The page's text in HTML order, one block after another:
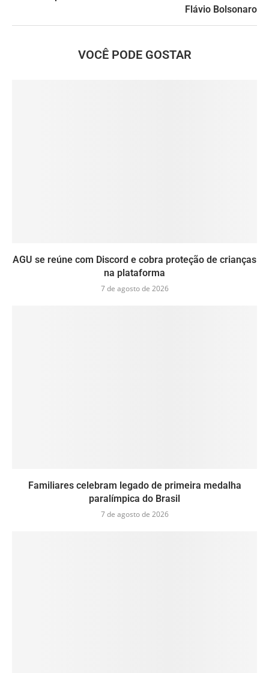
Flávio Bolsonaro
VOCÊ PODE GOSTAR
AGU se reúne com Discord e cobra proteção de crianças
na plataforma
7 de agosto de 2026
Familiares celebram legado de primeira medalha
paralímpica do Brasil
7 de agosto de 2026